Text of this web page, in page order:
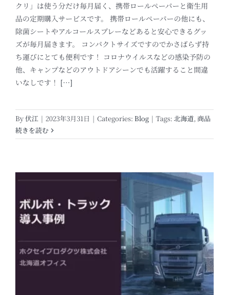
クリ」は使う分だけ毎月届く、携帯ロールペーパーと衛生用
品の定期購入サービスです。 携帯ロールペーパーの他にも、
除菌シートやアルコールスプレーなどあると安心できるグッ
ズが毎月届きます。 コンパクトサイズですのでかさばらず持
ち運びにとても便利です！ コロナウイルスなどの感染予防の
他、キャンプなどのアウトドアシーンでも活躍すること間違
いなしです！ […]
By伏江 | 2023年3月31日 | Categories: Blog | Tags: 北海道, 商品
続きを読む